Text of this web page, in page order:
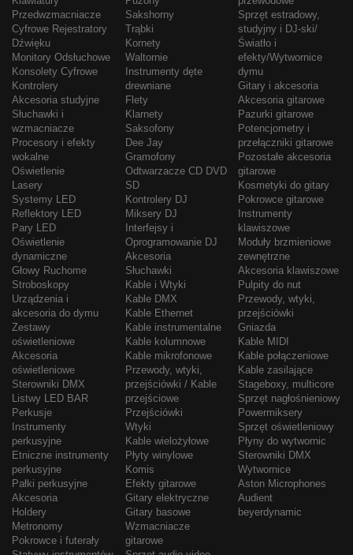
Przedwzmacniacze
Cyfrowe Rejestratory
Dźwięku
Monitory Odsłuchowe
Konsolety Cyfrowe
Kontrolery
Akcesoria studyjne
Słuchawki i
wzmacniacze
Procesory i efekty
wokalne
Oświetlenie
Lasery
Systemy LED
Reflektory LED
Pary LED
Oświetlenie
dynamiczne
Głowy Ruchome
Stroboskopy
Urządzenia i
akcesoria do dymu
Zestawy
oświetleniowe
Akcesoria
oświetleniowe
Sterowniki DMX
Listwy LED BAR
Perkusje
Instrumenty
perkusyjne
Etniczne instrumenty
perkusyjne
Pałki perkusyjne
Akcesoria
Holdery
Metronomy
Pokrowce i futerały
Sakshorny
Trąbki
Kornety
Waltornie
Instrumenty dęte
drewniane
Flety
Klarnety
Saksofony
Dee Jay
Gramofony
Odtwarzacze CD DVD
SD
Kontrolery DJ
Miksery DJ
Interfejsy i
Oprogramowanie DJ
Akcesoria
Słuchawki
Kable i Wtyki
Kable DMX
Kable Ethernet
Kable instrumentalne
Kable kolumnowe
Kable mikrofonowe
Przewody, wtyki,
przejściówki / Kable
przejściowe
Przejściówki
Wtyki
Kable wielożyłowe
Płyty winylowe
Komis
Efekty gitarowe
Gitary elektryczne
Gitary basowe
Wzmacniacze
gitarowe
Sprzęt estradowy,
studyjny i DJ-ski/
Światło i
efekty/Wytwornice
dymu
Gitary i akcesoria
Akcesoria gitarowe
Pazurki gitarowe
Potencjometry i
przełączniki gitarowe
Pozostałe akcesoria
gitarowe
Kosmetyki do gitary
Pokrowce gitarowe
Instrumenty
klawiszowe
Moduły brzmieniowe
zewnętrzne
Akcesoria klawiszowe
Pulpity do nut
Przewody, wtyki,
przejściówki
Gniazda
Kable MIDI
Kable połączeniowe
Kable zasilające
Stageboxy, multicore
Sprzęt nagłośnieniowy
Powermiksery
Sprzęt oświetleniowy
Płyny do wytwornic
Sterowniki DMX
Wytwornice
Aston Microphones
Audient
beyerdynamic